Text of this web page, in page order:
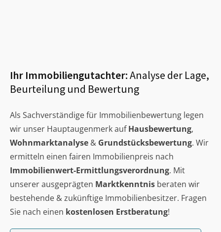
Ihr Immobiliengutachter:Analyse der Lage,
Beurteilung und Bewertung
Als Sachverständige für Immobilienbewertung legen
wir unser Hauptaugenmerk aufHausbewertung,
Wohnmarktanalyse & Grundstücksbewertung. Wir
ermitteln einen fairen Immobilienpreis nach
Immobilienwert-Ermittlungsverordnung. Mit
unserer ausgeprägten Marktkenntnis beraten wir
bestehende & zukünftige Immobilienbesitzer. Fragen
Sie nach einen kostenlosen Erstberatung!